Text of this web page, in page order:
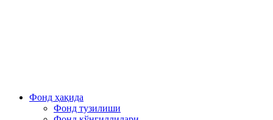
Фонд ҳақида
Фонд тузилиши